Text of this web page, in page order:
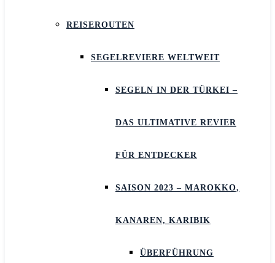
REISEROUTEN
SEGELREVIERE WELTWEIT
SEGELN IN DER TÜRKEI –
DAS ULTIMATIVE REVIER
FÜR ENTDECKER
SAISON 2023 – MAROKKO,
KANAREN, KARIBIK
ÜBERFÜHRUNG